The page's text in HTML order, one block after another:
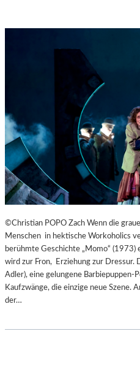
©Christian POPO Zach Wenn die
Menschen in hektische Workoholics
berühmte Geschichte „Momo“
wird zur Fron, Erziehung zur Dressur.
Adler), eine gelungene Barbiepuppen-
Kaufzwänge, die einzige neue Szene.
der…